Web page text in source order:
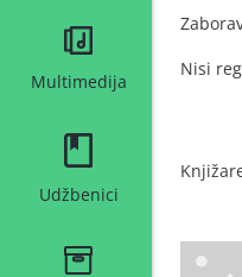
Multimedija
Udžbenici
Nisi